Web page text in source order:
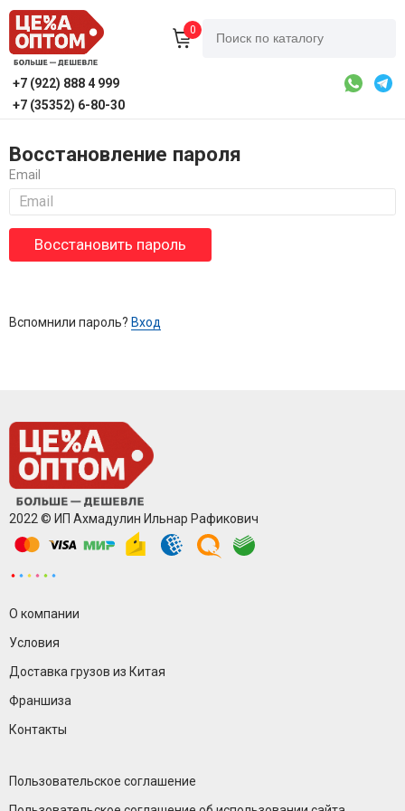
0
+7 (922) 888 4 999
+7 (35352) 6-80-30
Восстановление пароля
Email
Вспомнили пароль? Вход
2022 © ИП Ахмадулин Ильнар Рафикович
О компании
Условия
Доставка грузов из Китая
Франшиза
Контакты
Пользовательское соглашение